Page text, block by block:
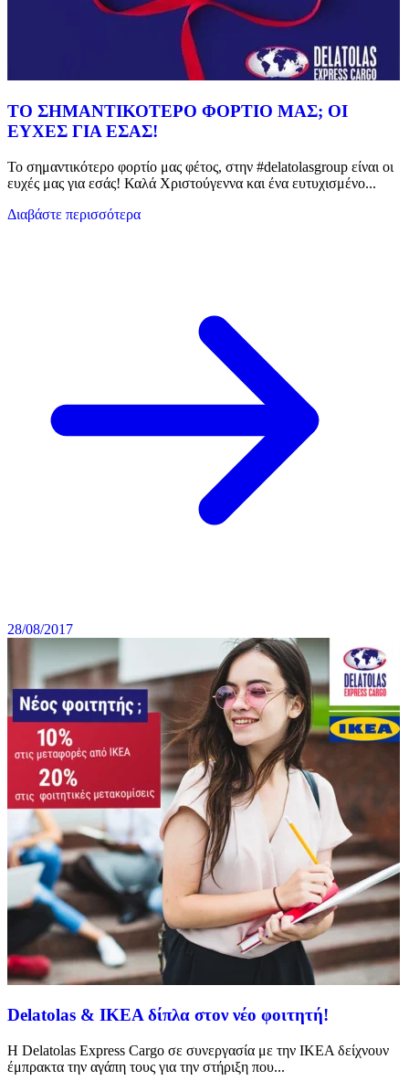
ΤΟ ΣΗΜΑΝΤΙΚΟΤΕΡΟ ΦΟΡΤΙΟ ΜΑΣ; ΟΙ
ΕΥΧΕΣ ΓΙΑ ΕΣΑΣ!
Το σημαντικότερο φορτίο μας φέτος, στην #delatolasgroup είναι οι
ευχές μας για εσάς! Καλά Χριστούγεννα και ένα ευτυχισμένο...
Διαβάστε περισσότερα
28/08/2017
Delatolas & ΙΚΕΑ δίπλα στον νέο φοιτητή!
Η Delatolas Express Cargo σε συνεργασία με την IKEA δείχνουν
έμπρακτα την αγάπη τους για την στήριξη που...